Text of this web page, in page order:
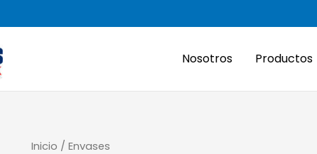
Nosotros Productos
Inicio / Envases